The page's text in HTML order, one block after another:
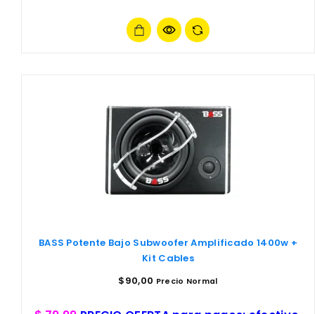
BASS Potente Bajo Subwoofer Amplificado 1400w +
Kit Cables
$90,00 Precio Normal